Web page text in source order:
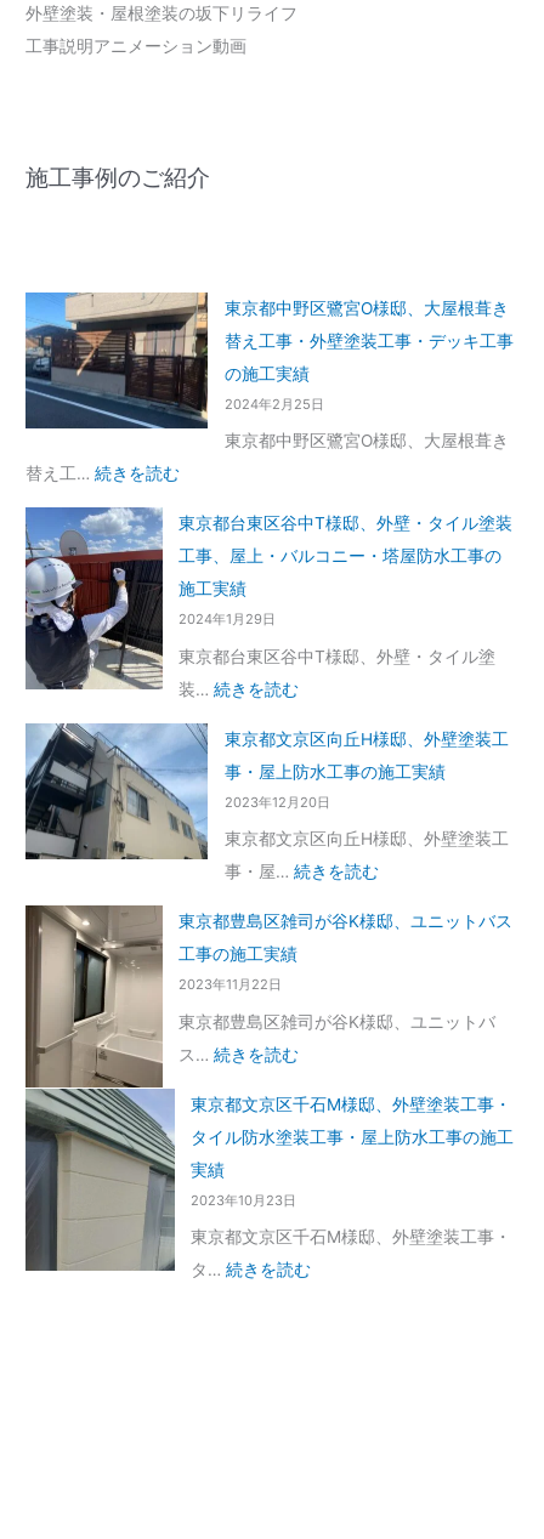
外壁塗装・屋根塗装の坂下リライフ
工事説明アニメーション動画
施工事例のご紹介
東京都中野区鷺宮O様邸、大屋根葺き
替え工事・外壁塗装工事・デッキ工事
の施工実績
2024年2月25日
東京都中野区鷺宮O様邸、大屋根葺き
替え工…続きを読む
東京都台東区谷中T様邸、外壁・タイル塗装
工事、屋上・バルコニー・塔屋防水工事の
施工実績
2024年1月29日
東京都台東区谷中T様邸、外壁・タイル塗
装…続きを読む
東京都文京区向丘H様邸、外壁塗装工
事・屋上防水工事の施工実績
2023年12月20日
東京都文京区向丘H様邸、外壁塗装工
事・屋… 続きを読む
東京都豊島区雑司が谷K様邸、ユニットバス
工事の施工実績
2023年11月22日
東京都豊島区雑司が谷K様邸、ユニットバ
ス…続きを読む
東京都文京区千石M様邸、外壁塗装工事・
タイル防水塗装工事・屋上防水工事の施工
実績
2023年10月23日
東京都文京区千石M様邸、外壁塗装工事・
タ…続きを読む